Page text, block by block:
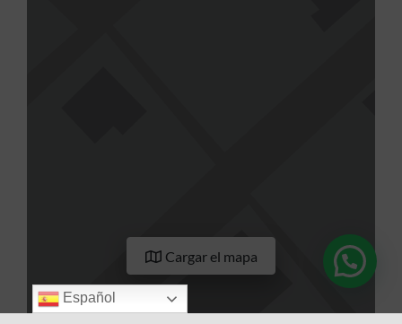
Cargar el mapa
Español